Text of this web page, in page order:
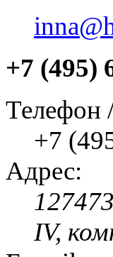
+7 (495)
Телефон
+7
Адрес:
IV,